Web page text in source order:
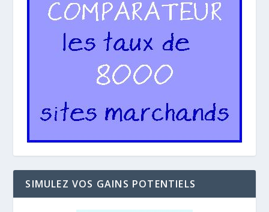
SIMULEZ VOS GAINS POTENTIELS